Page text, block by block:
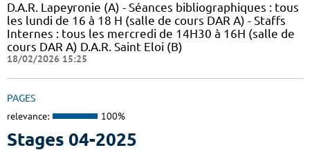
D.A.R. Lapeyronie (A) - Séances bibliographiques : tous
les lundi de 16 à 18 H (salle de cours DAR A) - Staffs
Internes : tous les mercredi de 14H30 à 16H (salle de
cours DAR A) D.A.R. Saint Eloi (B)
18/02/2026 15:25
PAGES
relevance: 100%
Stages 04-2025